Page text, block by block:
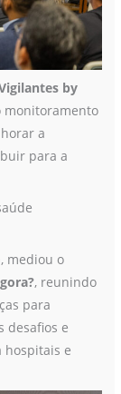
by
monitoramento
a
para a
mediou o
, reunindo
para
desafios e
e